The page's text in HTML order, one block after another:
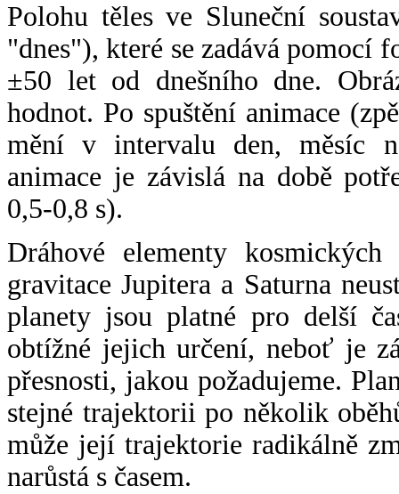
Polohu těles ve Sluneční
"dnes"), které se zadává pomocí
±50 let od dnešního dne.
hodnot. Po spuštění animace
mění v intervalu den, měsíc
animace je závislá na době
0,5-0,8 s).
Dráhové elementy
gravitace Jupitera a Saturna
planety jsou platné pro delší
obtížné jejich určení, neboť je
přesnosti, jakou požadujeme.
stejné trajektorii po několik
může její trajektorie radikálně
narůstá s časem.